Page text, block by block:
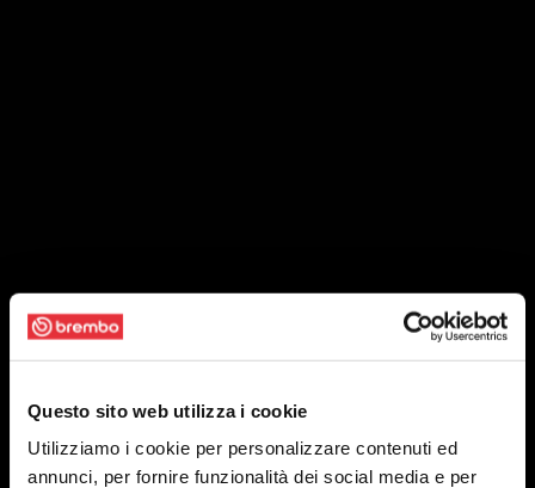
Questo sito web utilizza i cookie
Utilizziamo i cookie per personalizzare contenuti ed
annunci, per fornire funzionalità dei social media e per